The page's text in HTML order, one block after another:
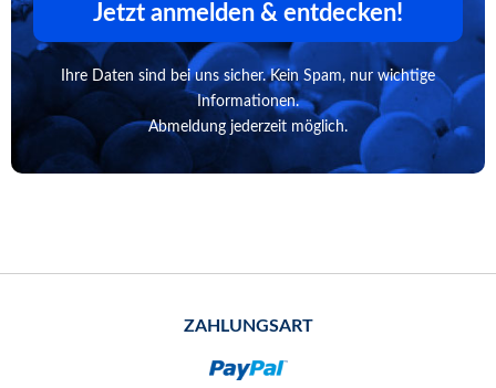
Jetzt anmelden & entdecken!
Ihre Daten sind bei uns sicher. Kein Spam, nur wichtige
Informationen.
Abmeldung jederzeit möglich.
ZAHLUNGSART